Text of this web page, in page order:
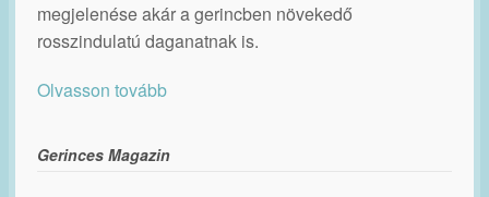
megjelenése akár a gerincben növekedő
rosszindulatú daganatnak is.
Olvasson tovább
Gerinces Magazin